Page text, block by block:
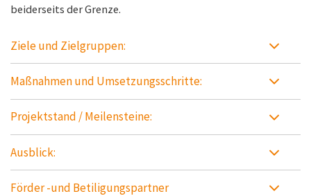
beiderseits der Grenze.
Ziele und Zielgruppen:
Maßnahmen und Umsetzungsschritte:
Projektstand / Meilensteine:
Ausblick:
Förder -und Betiligungspartner